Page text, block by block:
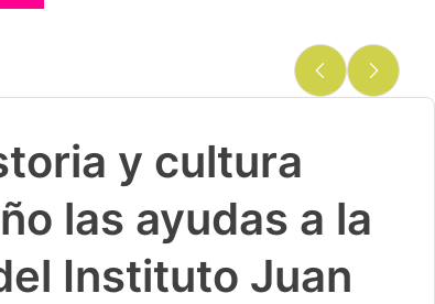
y cultura
las ayudas a la
Instituto Juan